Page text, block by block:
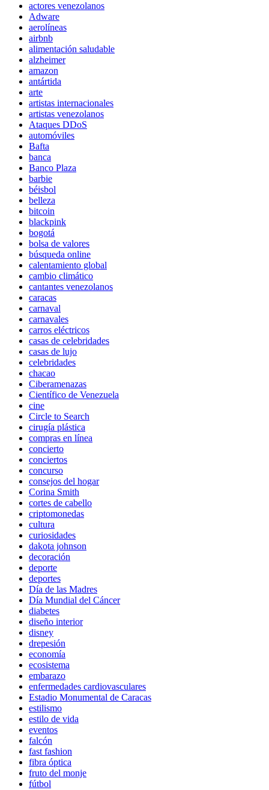
actores venezolanos
Adware
aerolíneas
airbnb
alimentación saludable
alzheimer
amazon
antártida
arte
artistas internacionales
artistas venezolanos
Ataques DDoS
automóviles
Bafta
banca
Banco Plaza
barbie
béisbol
belleza
bitcoin
blackpink
bogotá
bolsa de valores
búsqueda online
calentamiento global
cambio climático
cantantes venezolanos
caracas
carnaval
carnavales
carros eléctricos
casas de celebridades
casas de lujo
celebridades
chacao
Ciberamenazas
Científico de Venezuela
cine
Circle to Search
cirugía plástica
compras en línea
concierto
conciertos
concurso
consejos del hogar
Corina Smith
cortes de cabello
criptomonedas
cultura
curiosidades
dakota johnson
decoración
deporte
deportes
Día de las Madres
Día Mundial del Cáncer
diabetes
diseño interior
disney
drepesión
economía
ecosistema
embarazo
enfermedades cardiovasculares
Estadio Monumental de Caracas
estilismo
estilo de vida
eventos
falcón
fast fashion
fibra óptica
fruto del monje
fútbol